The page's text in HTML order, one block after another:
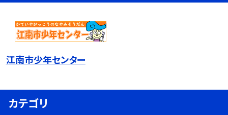
江南市少年センター
カテゴリ